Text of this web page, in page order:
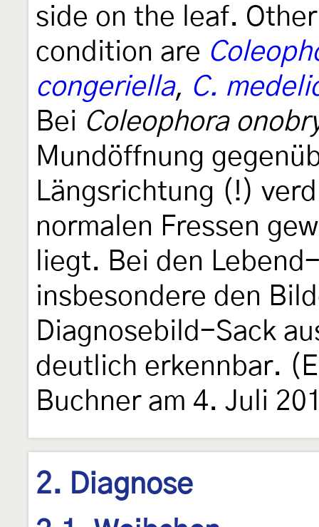
side on the leaf.
condition are
congeriella, C.
Bei Coleophora
Mundöffnung
Längsrichtung (!)
normalen Fressen
liegt. Bei den
insbesondere den
Diagnosebild-Sack
deutlich erkennbar.
Buchner am 4. Juli
2. Diagnose